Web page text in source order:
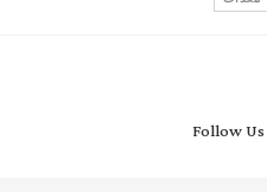
Follow Us